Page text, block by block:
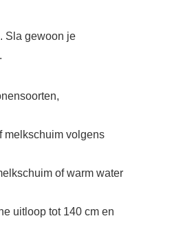
Sla gewoon je
melkschuim volgens
of warm water
uitloop tot 140 cm en